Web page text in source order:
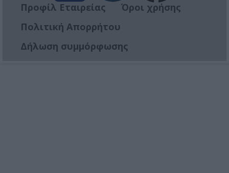
Προφίλ Εταιρείας
Όροι χρήσης
Πολιτική Απορρήτου
Δήλωση συμμόρφωσης